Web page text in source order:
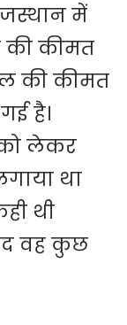
में
की कीमत
की कीमत
है।
लेकर
था
थी
वह कुछ